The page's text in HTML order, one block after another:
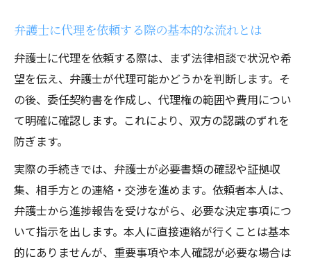
弁護士代理人委任状が権限に及ぼす影響
弁護士代理人の範囲外依頼に注意する理由
弁護士代理と民法上の任意代理の違いを解
説
費用相場や契約時の確認事項を押さえるには
弁護士代理人契約前に必ず確認したい事項
弁護士代理交渉の費用内訳と支払い条件
弁護士代理人費用でトラブルを防ぐコツ
弁護士代理契約時に比較すべきポイント
弁護士に代理を依頼する際の基本的な流れとは
弁護士に代理を依頼する際は、まず法律相談で状況や希
望を伝え、弁護士が代理可能かどうかを判断します。そ
の後、委任契約書を作成し、代理権の範囲や費用につい
て明確に確認します。これにより、双方の認識のずれを
防ぎます。
実際の手続きでは、弁護士が必要書類の確認や証拠収
集、相手方との連絡・交渉を進めます。依頼者本人は、
弁護士から進捗報告を受けながら、必要な決定事項につ
いて指示を出します。本人に直接連絡が行くことは基本
的にありませんが、重要事項や本人確認が必要な場合は